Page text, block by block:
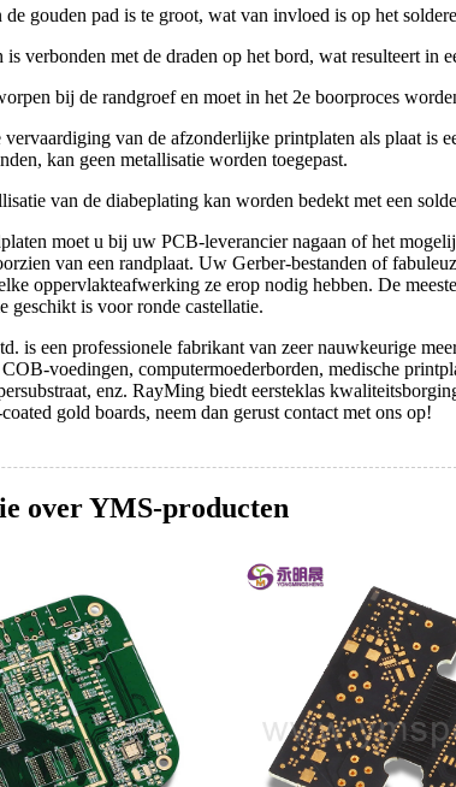
de gouden pad is te groot, wat van invloed is op het
is verbonden met de draden op het bord, wat resulteert in
bij de randgroef en moet in het 2e boorproces
van de afzonderlijke printplaten als plaat is
kan geen metallisatie worden toegepast.
van de diabeplating kan worden bedekt met een
moet u bij uw PCB-leverancier nagaan of het
van een randplaat. Uw Gerber-bestanden of
oppervlakteafwerking ze erop nodig hebben. De
geschikt is voor ronde castellatie.
is een professionele fabrikant van zeer nauwkeurige
voedingen, computermoederborden, medische
enz. RayMing biedt eersteklas
gold boards, neem dan gerust contact met ons op!
over YMS-producten